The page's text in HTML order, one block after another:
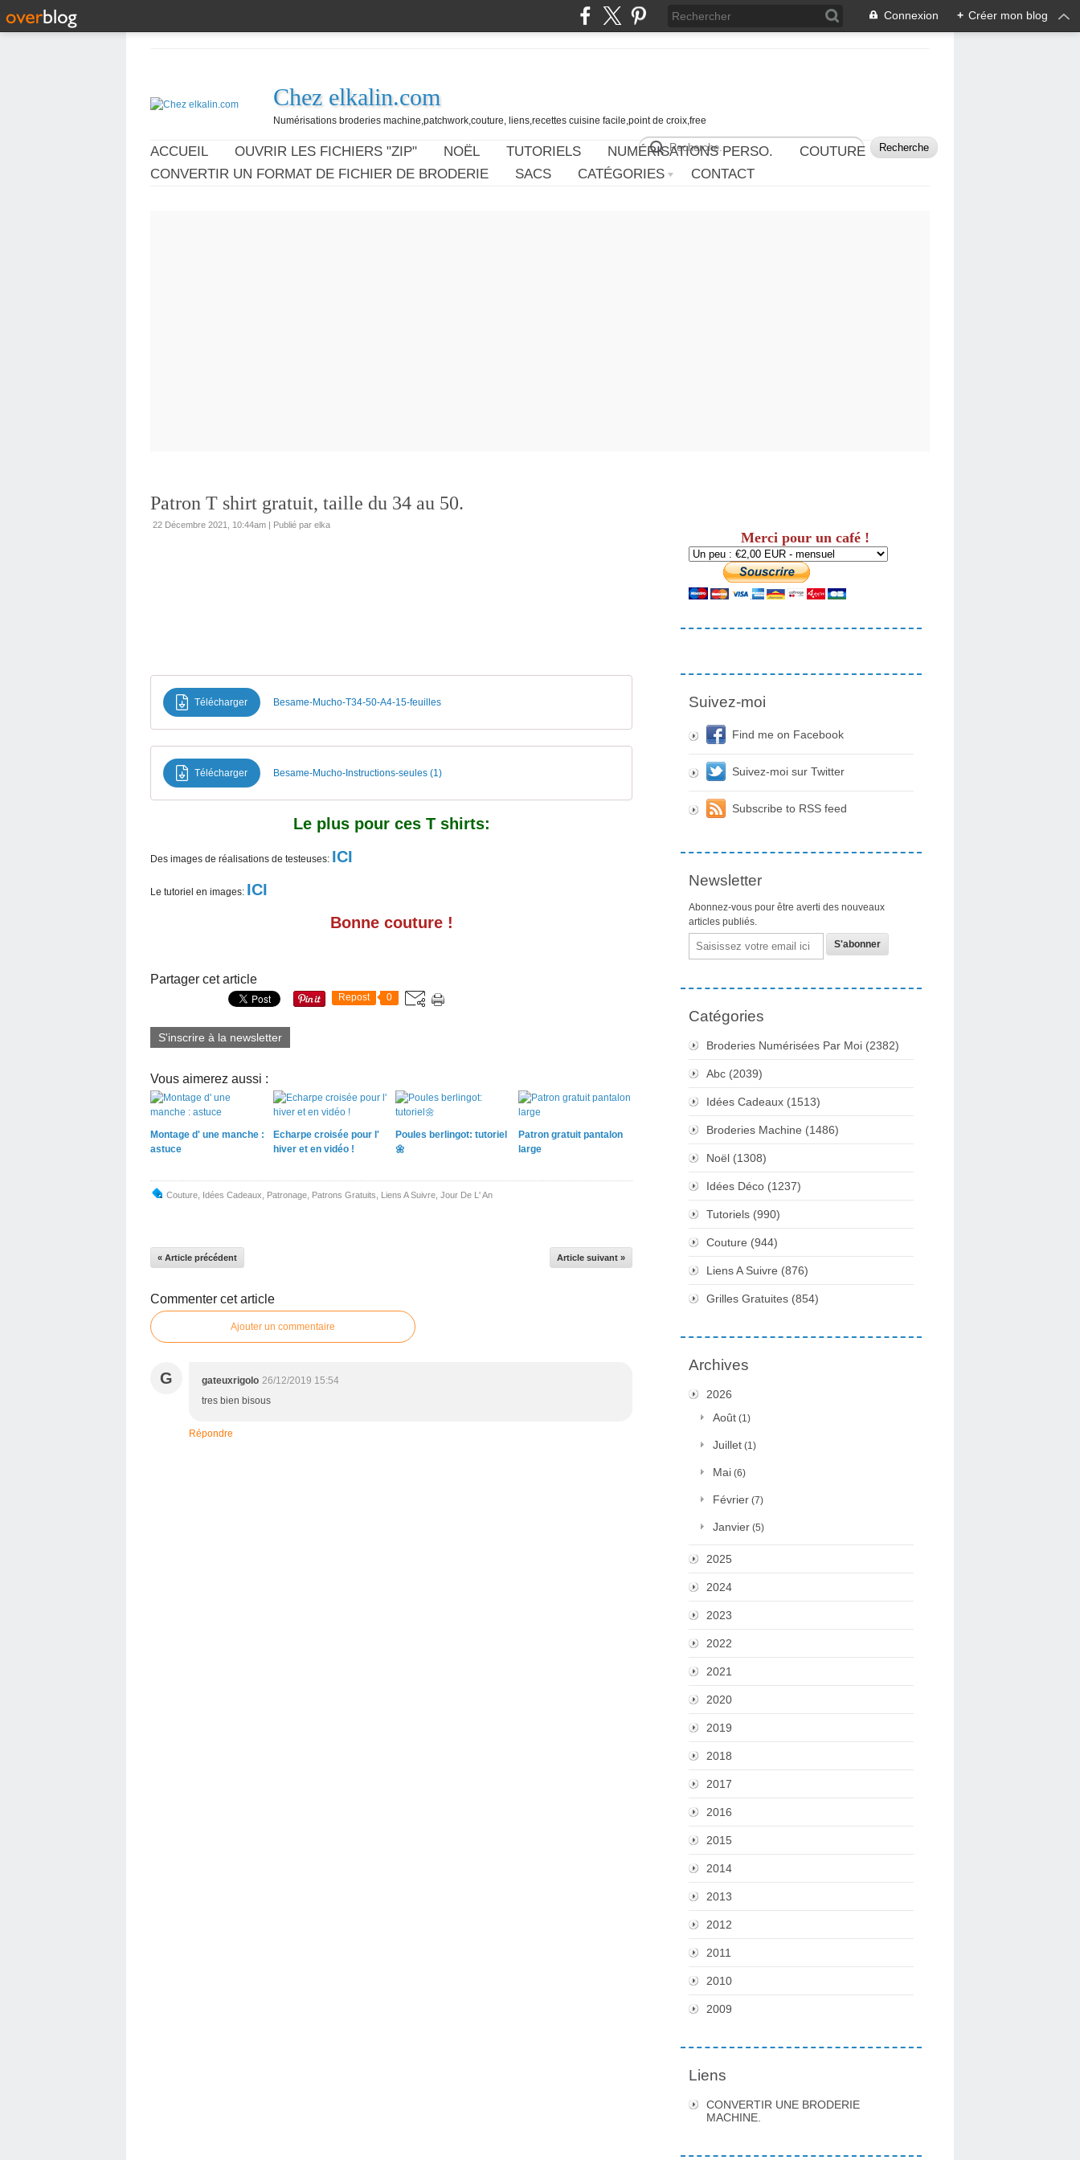
Connexion + Créer mon blog
Chez elkalin.com
Numérisations broderies machine,patchwork,couture, liens,recettes cuisine facile,point de croix,free
ACCUEIL OUVRIR LES FICHIERS "ZIP" NOËL TUTORIELS NUMÉRISATIONS PERSO.
COUTURE
CONVERTIR UN FORMAT DE FICHIER DE BRODERIE
SACS CATÉGORIES CONTACT
Patron T shirt gratuit, taille du 34 au 50.
22 Décembre 2021, 10:44am | Publié par elka
Télécharger Besame-Mucho-T34-50-A4-15-feuilles
Télécharger Besame-Mucho-Instructions-seules (1)
Le plus pour ces T shirts:
Des images de réalisations de testeuses: ICI
Le tutoriel en images: ICI
Bonne couture !
Partager cet article
Repost 0
S'inscrire à la newsletter
Vous aimerez aussi :
Montage d' une manche :
astuce
Echarpe croisée pour l'
hiver et en vidéo !
Poules berlingot: tutoriel
🌼
Patron gratuit pantalon
large
Couture Idées Cadeaux Patronage Patrons Gratuits Liens A Suivre Jour De L' An
« Article précédent Article suivant »
Commenter cet article
Ajouter un commentaire
G gateuxrigolo 26/12/2019 15:54
tres bien bisous
Répondre
Merci pour un café !
Suivez-moi
Find me on Facebook
Suivez-moi sur Twitter
Subscribe to RSS feed
Newsletter
Abonnez-vous pour être averti des nouveaux
articles publiés.
Email
Catégories
Broderies Numérisées Par Moi (2382)
Abc (2039)
Idées Cadeaux (1513)
Broderies Machine (1486)
Noël (1308)
Idées Déco (1237)
Tutoriels (990)
Couture (944)
Liens A Suivre (876)
Grilles Gratuites (854)
Archives
2026
Août (1)
Juillet (1)
Mai (6)
Février (7)
Janvier (5)
2025
2024
2023
2022
2021
2020
2019
2018
2017
2016
2015
2014
2013
2012
2011
2010
2009
Liens
CONVERTIR UNE BRODERIE
MACHINE.